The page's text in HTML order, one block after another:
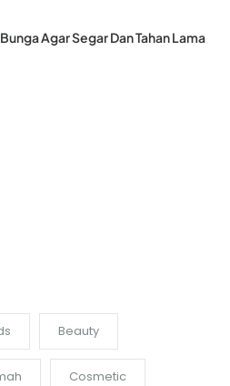
Agar Segar Dan Tahan Lama
Beauty
Cosmetic